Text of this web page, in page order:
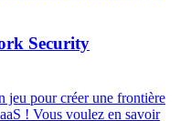
Security
jeu pour créer une frontière
! Vous voulez en savoir